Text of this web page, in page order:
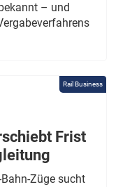
– und
Rail Business
Frist
Züge sucht